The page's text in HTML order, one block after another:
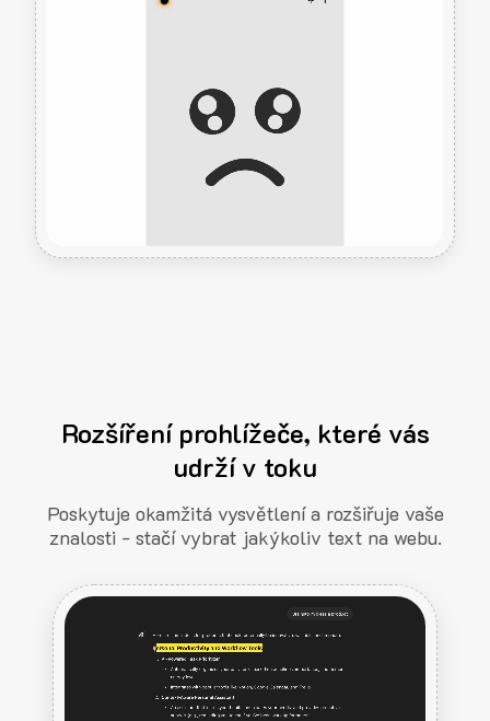
Rozšíření prohlížeče, které vás
udrží v toku
Poskytuje okamžitá vysvětlení a rozšiřuje vaše
znalosti - stačí vybrat jakýkoliv text na webu.